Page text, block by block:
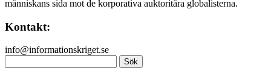
människans sida mot de korporativa auktoritära globalisterna.
Kontakt:
info@informationskriget.se
efter: